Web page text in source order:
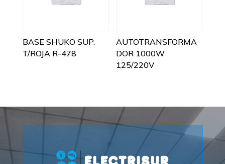
BASE SHUKO SUP.
T/ROJA R-478
AUTOTRANSFORMA
DOR 1000W
125/220V